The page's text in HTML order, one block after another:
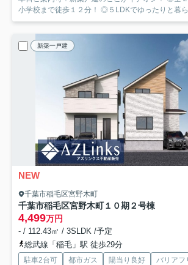
小学校まで徒歩１２分！ ◎５LDKでゆったりと暮
新築一戸建
NEW
千葉市稲毛区宮野木町
千葉市稲毛区宮野木町１０期２号棟
4,499万円
- / 112.43㎡ / 3SLDK /予定
総武線「稲毛」駅 徒歩29分
駐車2台可 都市ガス 陽当り良好
バリアフ